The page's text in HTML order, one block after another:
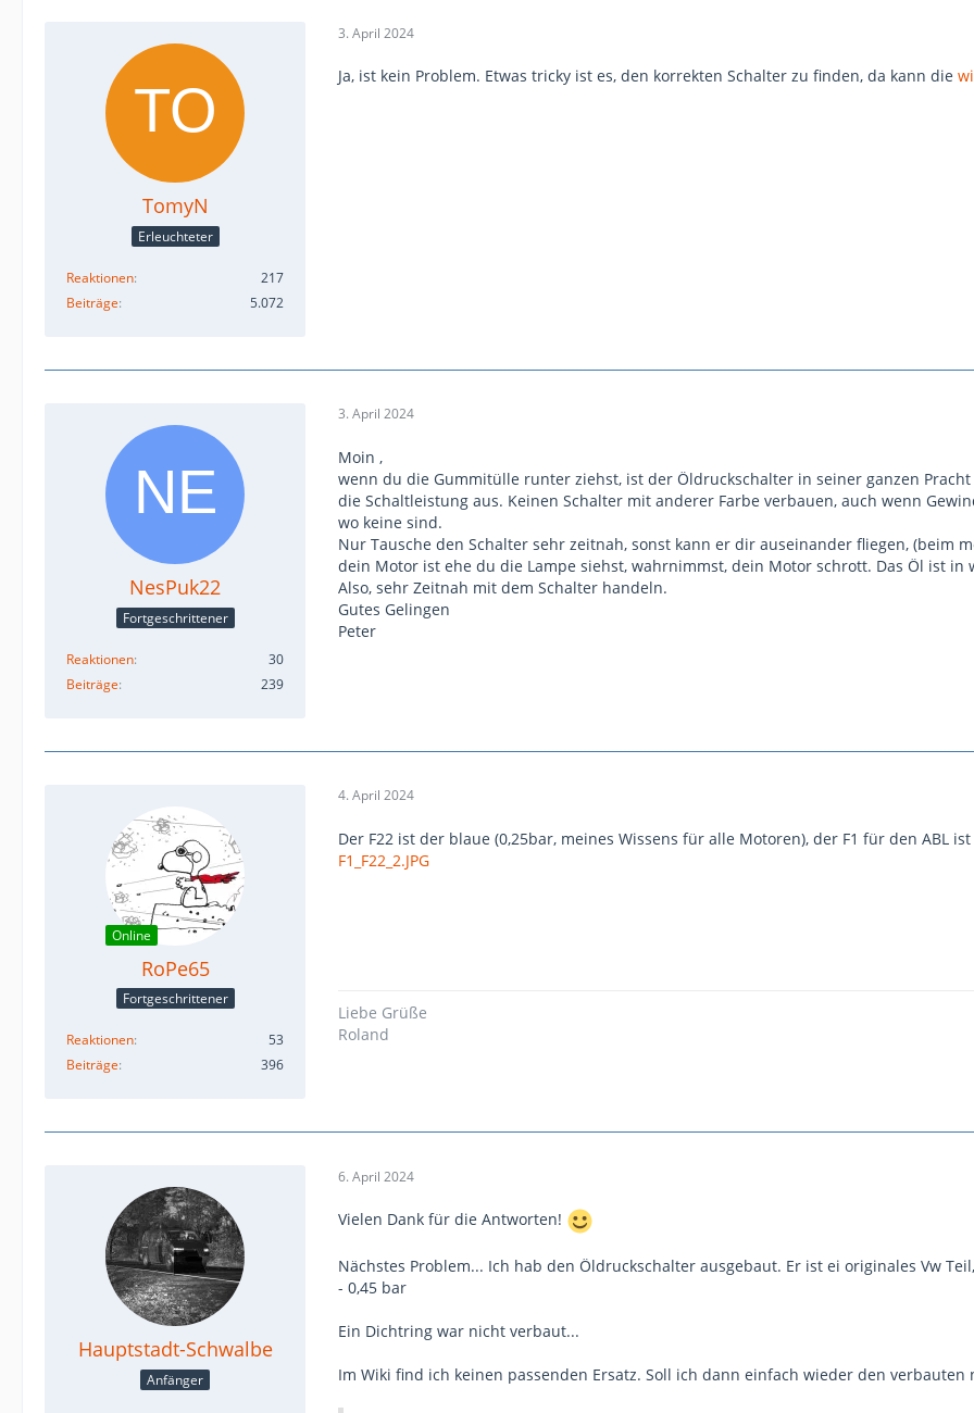
TomyN
Erleuchteter
Reaktionen
217
Beiträge
5.072
3. April 2024
Ja, ist kein Problem. Etwas tricky ist es, den korrekten Schalter zu finden, da kann die
NesPuk22
Fortgeschrittener
Reaktionen
30
Beiträge
239
3. April 2024
Moin ,
wenn du die Gummitülle runter ziehst, ist der Öldruckschalter in seiner ganzen
die Schaltleistung aus. Keinen Schalter mit anderer Farbe verbauen, auch wenn
wo keine sind.
Nur Tausche den Schalter sehr zeitnah, sonst kann er dir auseinander fliegen, (beim
dein Motor ist ehe du die Lampe siehst, wahrnimmst, dein Motor schrott. Das Öl ist in
Also, sehr Zeitnah mit dem Schalter handeln.
Gutes Gelingen
Peter
Online
RoPe65
Fortgeschrittener
Reaktionen
53
Beiträge
396
4. April 2024
Der F22 ist der blaue (0,25bar, meines Wissens für alle Motoren), der F1 für den ABL
F1_F22_2.JPG
Liebe Grüße
Roland
Hauptstadt-Schwalbe
Anfänger
6. April 2024
Vielen Dank für die Antworten!
Nächstes Problem... Ich hab den Öldruckschalter ausgebaut. Er ist ei originales Vw
- 0,45 bar
Ein Dichtring war nicht verbaut...
Im Wiki find ich keinen passenden Ersatz. Soll ich dann einfach wieder den verbauten